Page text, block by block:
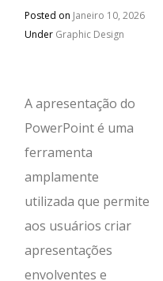
Posted on Janeiro 10, 2026
Under Graphic Design
A apresentação do
PowerPoint é uma
ferramenta
amplamente
utilizada que permite
aos usuários criar
apresentações
envolventes e